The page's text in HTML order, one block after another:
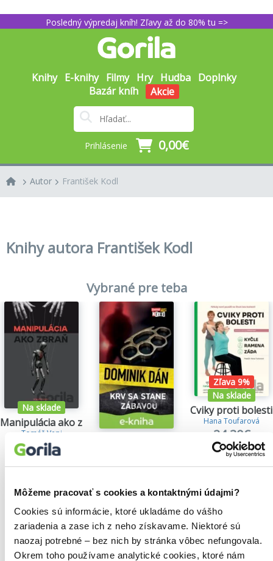
Môžeme pracovať s cookies a kontaktnými údajmi?
Cookies sú informácie, ktoré ukladáme do vášho
zariadenia a zase ich z neho získavame. Niektoré sú
naozaj potrebné – bez nich by stránka vôbec nefungovala.
Okrem toho používame analytické cookies, ktoré nám
Posledný výpredaj kníh! Zľavy až do 80% tu =>
Knihy E-knihy Filmy Hry Hudba Doplnky
Bazár kníh
Akcie
Prihlásenie 0,00€
Autor František Kodl
Knihy autora František Kodl
Vybrané pre teba
Na sklade
Manipulácia ako zbraň
Tomáš Vepi
15,79€
14,35€
Zľava 9%
Na sklade
Cviky proti
Hana Toufarová
24,30€
Našli sme0titulov
Zoradiť podľa: